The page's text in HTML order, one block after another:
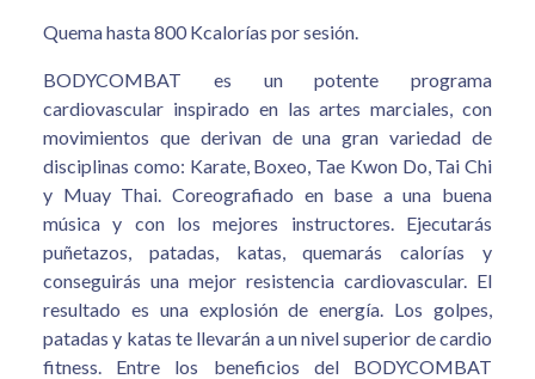
Quema hasta 800 Kcalorías por sesión.
BODYCOMBAT es un potente programa
cardiovascular inspirado en las artes marciales, con
movimientos que derivan de una gran variedad de
disciplinas como: Karate, Boxeo, Tae Kwon Do, Tai Chi
y Muay Thai. Coreografiado en base a una buena
música y con los mejores instructores. Ejecutarás
puñetazos, patadas, katas, quemarás calorías y
conseguirás una mejor resistencia cardiovascular. El
resultado es una explosión de energía. Los golpes,
patadas y katas te llevarán a un nivel superior de cardio
fitness. Entre los beneficios del BODYCOMBAT